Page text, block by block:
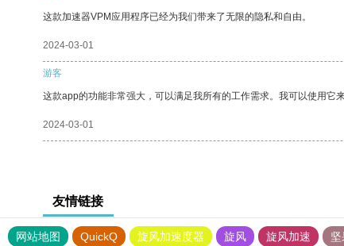
这款加速器VPM应用程序已经为我们带来了无限的隐私和自由。
2024-03-01
游客
这款app的功能非常强大，可以满足我所有的工作需求。我可以使用它
2024-03-01
友情链接
网站地图 QuickQ 旋风加速度器 旋风 旋风加速